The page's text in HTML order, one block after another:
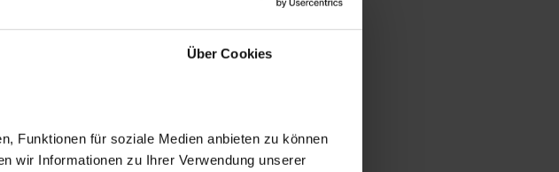
Über Cookies
Funktionen für soziale Medien anbieten zu können
wir Informationen zu Ihrer Verwendung unserer